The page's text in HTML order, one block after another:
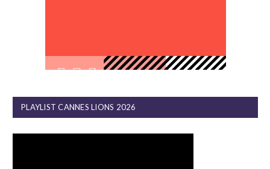
PLAYLIST CANNES LIONS 2026